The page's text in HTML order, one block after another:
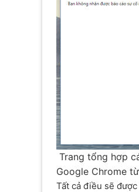
Trang tổng hợp
Google Chrome
Tất cả điều sẽ